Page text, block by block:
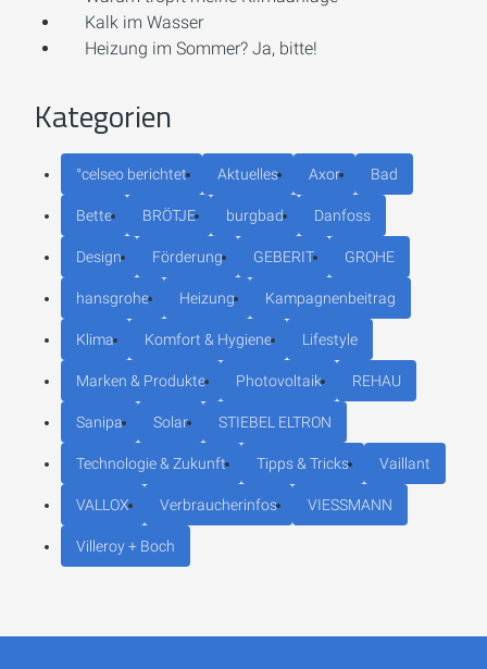
Kalk im Wasser
Heizung im Sommer? Ja, bitte!
Kategorien
°celseo berichtet Aktuelles Axor Bad
Bette BRÖTJE burgbad Danfoss
Design Förderung GEBERIT GROHE
hansgrohe Heizung Kampagnenbeitrag
Klima Komfort & Hygiene Lifestyle
Marken & Produkte Photovoltaik REHAU
Sanipa Solar STIEBEL ELTRON
Technologie & Zukunft Tipps & Tricks Vaillant
VALLOX Verbraucherinfos VIESSMANN
Villeroy + Boch